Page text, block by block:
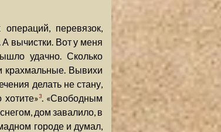
перевязок,
вычистки. Вот у меня
удачно. Сколько
крахмальные. Вывихи
делать не стану,
3. «Свободным
дом завалило, в
городе и думал,